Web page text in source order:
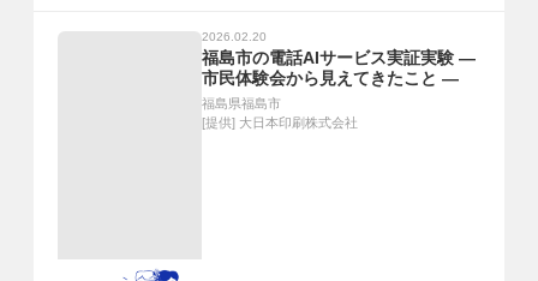
2026.02.20
福島市の電話AIサービス実証実験 ―
市民体験会から見えてきたこと ―
福島県福島市
[提供] 大日本印刷株式会社